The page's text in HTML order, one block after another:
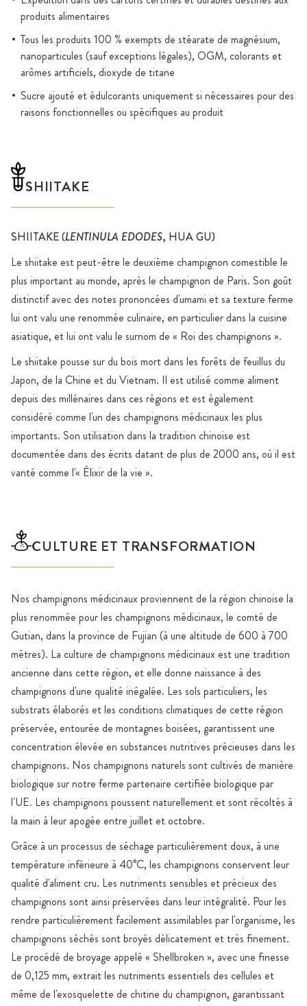
produits alimentaires
Tous les produits 100 % exempts de stéarate de magnésium,
nanoparticules (sauf exceptions légales), OGM, colorants et
arômes artificiels, dioxyde de titane
Sucre ajouté et édulcorants uniquement si nécessaires pour des
raisons fonctionnelles ou spécifiques au produit
SHIITAKE
SHIITAKE (LENTINULA EDODES, HUA GU)
Le shiitake est peut-être le deuxième champignon comestible le
plus important au monde, après le champignon de Paris. Son goût
distinctif avec des notes prononcées d'umami et sa texture ferme
lui ont valu une renommée culinaire, en particulier dans la cuisine
asiatique, et lui ont valu le surnom de « Roi des champignons ».
Le shiitake pousse sur du bois mort dans les forêts de feuillus du
Japon, de la Chine et du Vietnam. Il est utilisé comme aliment
depuis des millénaires dans ces régions et est également
considéré comme l'un des champignons médicinaux les plus
importants. Son utilisation dans la tradition chinoise est
documentée dans des écrits datant de plus de 2000 ans, où il est
vanté comme l'« Élixir de la vie ».
CULTURE ET TRANSFORMATION
Nos champignons médicinaux proviennent de la région chinoise la
plus renommée pour les champignons médicinaux, le comté de
Gutian, dans la province de Fujian (à une altitude de 600 à 700
mètres). La culture de champignons médicinaux est une tradition
ancienne dans cette région, et elle donne naissance à des
champignons d'une qualité inégalée. Les sols particuliers, les
substrats élaborés et les conditions climatiques de cette région
préservée, entourée de montagnes boisées, garantissent une
concentration élevée en substances nutritives précieuses dans les
champignons. Nos champignons naturels sont cultivés de manière
biologique sur notre ferme partenaire certifiée biologique par
l'UE. Les champignons poussent naturellement et sont récoltés à
la main à leur apogée entre juillet et octobre.
Grâce à un processus de séchage particulièrement doux, à une
température inférieure à 40°C, les champignons conservent leur
qualité d'aliment cru. Les nutriments sensibles et précieux des
champignons sont ainsi préservées dans leur intégralité. Pour les
rendre particulièrement facilement assimilables par l'organisme, les
champignons séchés sont broyés délicatement et très finement.
Le procédé de broyage appelé « Shellbroken », avec une finesse
de 0,125 mm, extrait les nutriments essentiels des cellules et
même de l'exosquelette de chitine du champignon, garantissant